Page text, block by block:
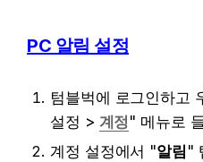
PC 알림 설정
텀블벅에 로그인하고
설정 > 계정" 메뉴로
계정 설정에서 "알림 "